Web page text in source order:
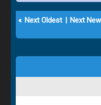
« Next Oldest | Next